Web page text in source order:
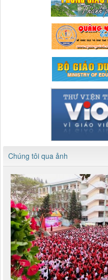
Chúng tôi qua ảnh